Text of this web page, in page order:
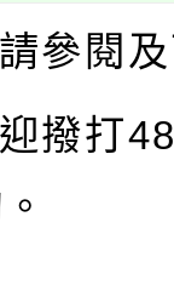
參閱
撥打